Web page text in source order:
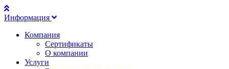
Информация
Компания
Сертификаты
О компании
Услуги